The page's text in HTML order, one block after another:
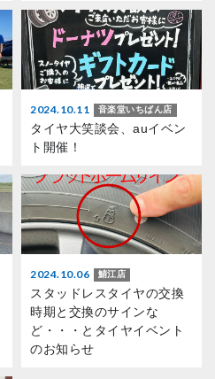
2024.10.11 音楽堂いちばん店
タイヤ大笑談会、auイベン
ト開催！
2024.10.06 鯖江店
スタッドレスタイヤの交換
時期と交換のサインな
ど・・・とタイヤイベント
のお知らせ